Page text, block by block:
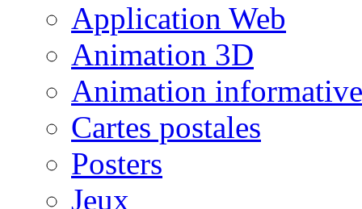
Application Web
Animation 3D
Animation informative
Cartes postales
Posters
Jeux